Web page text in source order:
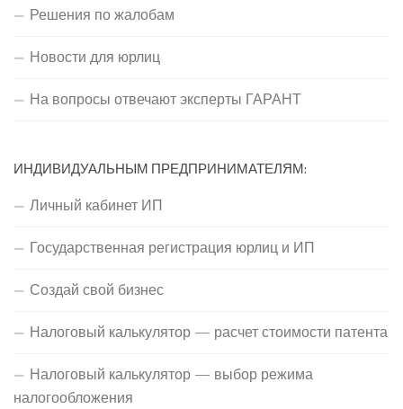
Решения по жалобам
Новости для юрлиц
На вопросы отвечают эксперты ГАРАНТ
ИНДИВИДУАЛЬНЫМ ПРЕДПРИНИМАТЕЛЯМ:
Личный кабинет ИП
Государственная регистрация юрлиц и ИП
Создай свой бизнес
Налоговый калькулятор — расчет стоимости патента
Налоговый калькулятор — выбор режима
налогообложения